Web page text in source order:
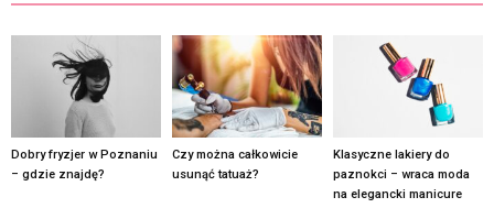
Dobry fryzjer w Poznaniu
– gdzie znajdę?
Czy można całkowicie
usunąć tatuaż?
Klasyczne lakiery do
paznokci – wraca moda
na elegancki manicure